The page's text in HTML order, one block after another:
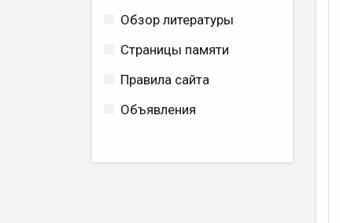
Обзор литературы
Страницы памяти
Правила сайта
Объявления